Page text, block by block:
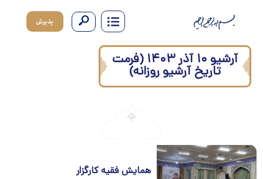
آرشیو ۱۰ آذر ۱۴۰۳ (فرمت
تاریخ آرشیو روزانه)
همایش فقیه کارگزار